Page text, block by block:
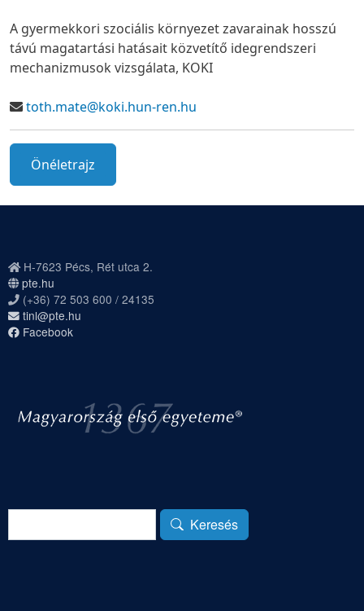
A gyermekkori szociális környezet zavarainak hosszú
távú magatartási hatásait közvetítő idegrendszeri
mechanizmusok vizsgálata, KOKI
toth.mate@koki.hun-ren.hu
Önéletrajz
H-7623 Pécs, Rét utca 2.
pte.hu
(+36) 72 503 600 / 24135
tinl@pte.hu
Facebook
Keresés